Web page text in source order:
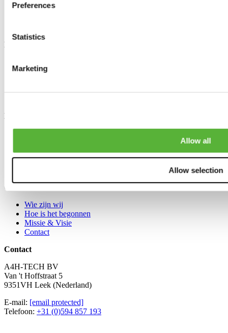
Preferences
Statistics
Marketing
Allow all
Allow selection
Garantie & Service
Handige links
Compressie calculator
Modelinformatie
Honda CRX / Del Sol
Honda CR-V
Over A4H-TECH
Wie zijn wij
Hoe is het begonnen
Missie & Visie
Contact
Contact
A4H-TECH BV
Van 't Hoffstraat 5
9351VH Leek (Nederland)
E-mail: [email protected]
Telefoon: +31 (0)594 857 193